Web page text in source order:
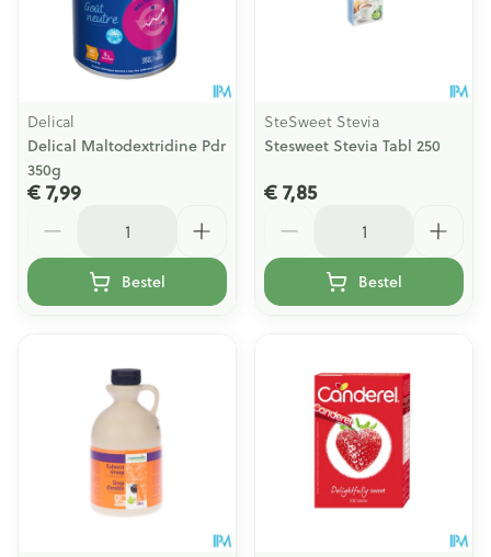
Delical
Delical Maltodextridine Pdr
350g
€ 7,99
Bestel
SteSweet Stevia
Stesweet Stevia Tabl 250
€ 7,85
Bestel